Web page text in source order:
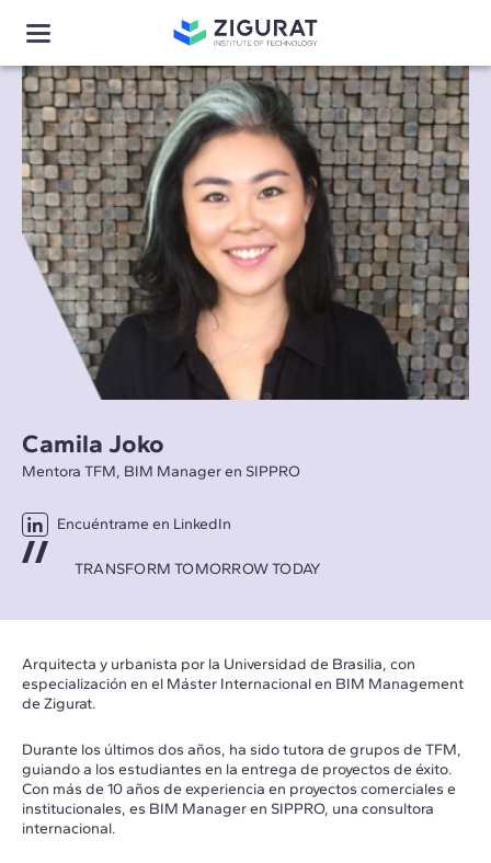
Camila Joko
Mentora TFM, BIM Manager en SIPPRO
Encuéntrame en LinkedIn
TRANSFORM TOMORROW TODAY
Arquitecta y urbanista por la Universidad de Brasilia, con
especialización en el Máster Internacional en BIM Management
de Zigurat.
Durante los últimos dos años, ha sido tutora de grupos de TFM,
guiando a los estudiantes en la entrega de proyectos de éxito.
Con más de 10 años de experiencia en proyectos comerciales e
institucionales, es BIM Manager en SIPPRO, una consultora
internacional.